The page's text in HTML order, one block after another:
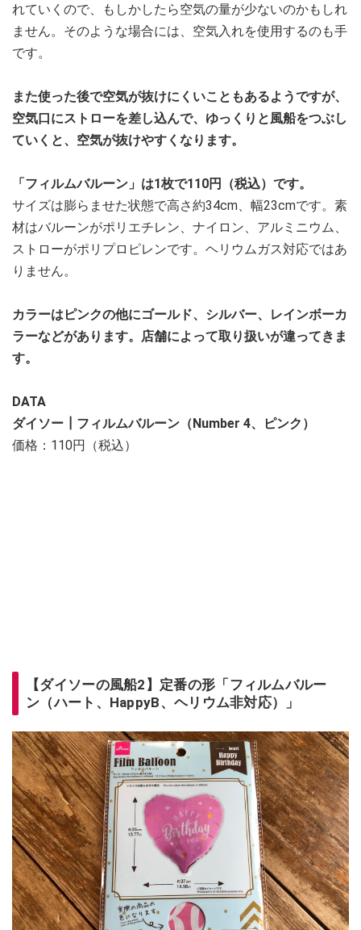
れていくので、もしかしたら空気の量が少ないのかもしれ
ません。そのような場合には、空気入れを使用するのも手
です。
また使った後で空気が抜けにくいこともあるようですが、
空気口にストローを差し込んで、ゆっくりと風船をつぶし
ていくと、空気が抜けやすくなります。
「フィルムバルーン」は1枚で110円（税込）です。
サイズは膨らませた状態で高さ約34cm、幅23cmです。素
材はバルーンがポリエチレン、ナイロン、アルミニウム、
ストローがポリプロピレンです。ヘリウムガス対応ではあ
りません。
カラーはピンクの他にゴールド、シルバー、レインボーカ
ラーなどがあります。店舗によって取り扱いが違ってきま
す。
DATA
ダイソー┃フィルムバルーン（Number 4、ピンク）
価格：110円（税込）
【ダイソーの風船2】定番の形「フィルムバルー
ン（ハート、HappyB、ヘリウム非対応）」